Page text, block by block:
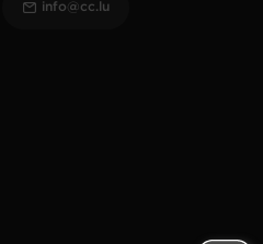
info@cc.lu